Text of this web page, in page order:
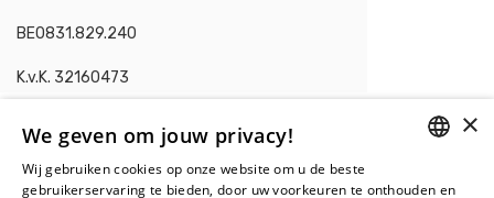
BE0831.829.240
K.v.K. 32160473
Contacteer ons in
DUTCH
×
We geven om jouw privacy!
Wij gebruiken cookies op onze website om u de beste
gebruikerservaring te bieden, door uw voorkeuren te onthouden en